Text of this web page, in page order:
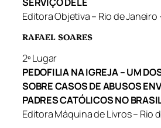
Editora Objetiva – Rio de Janeiro
RAFAEL SOARES
2º Lugar
PEDOFILIA NA IGREJA – UM
SOBRE CASOS DE ABUSOS
PADRES CATÓLICOS NO
Editora Máquina de Livros – Rio